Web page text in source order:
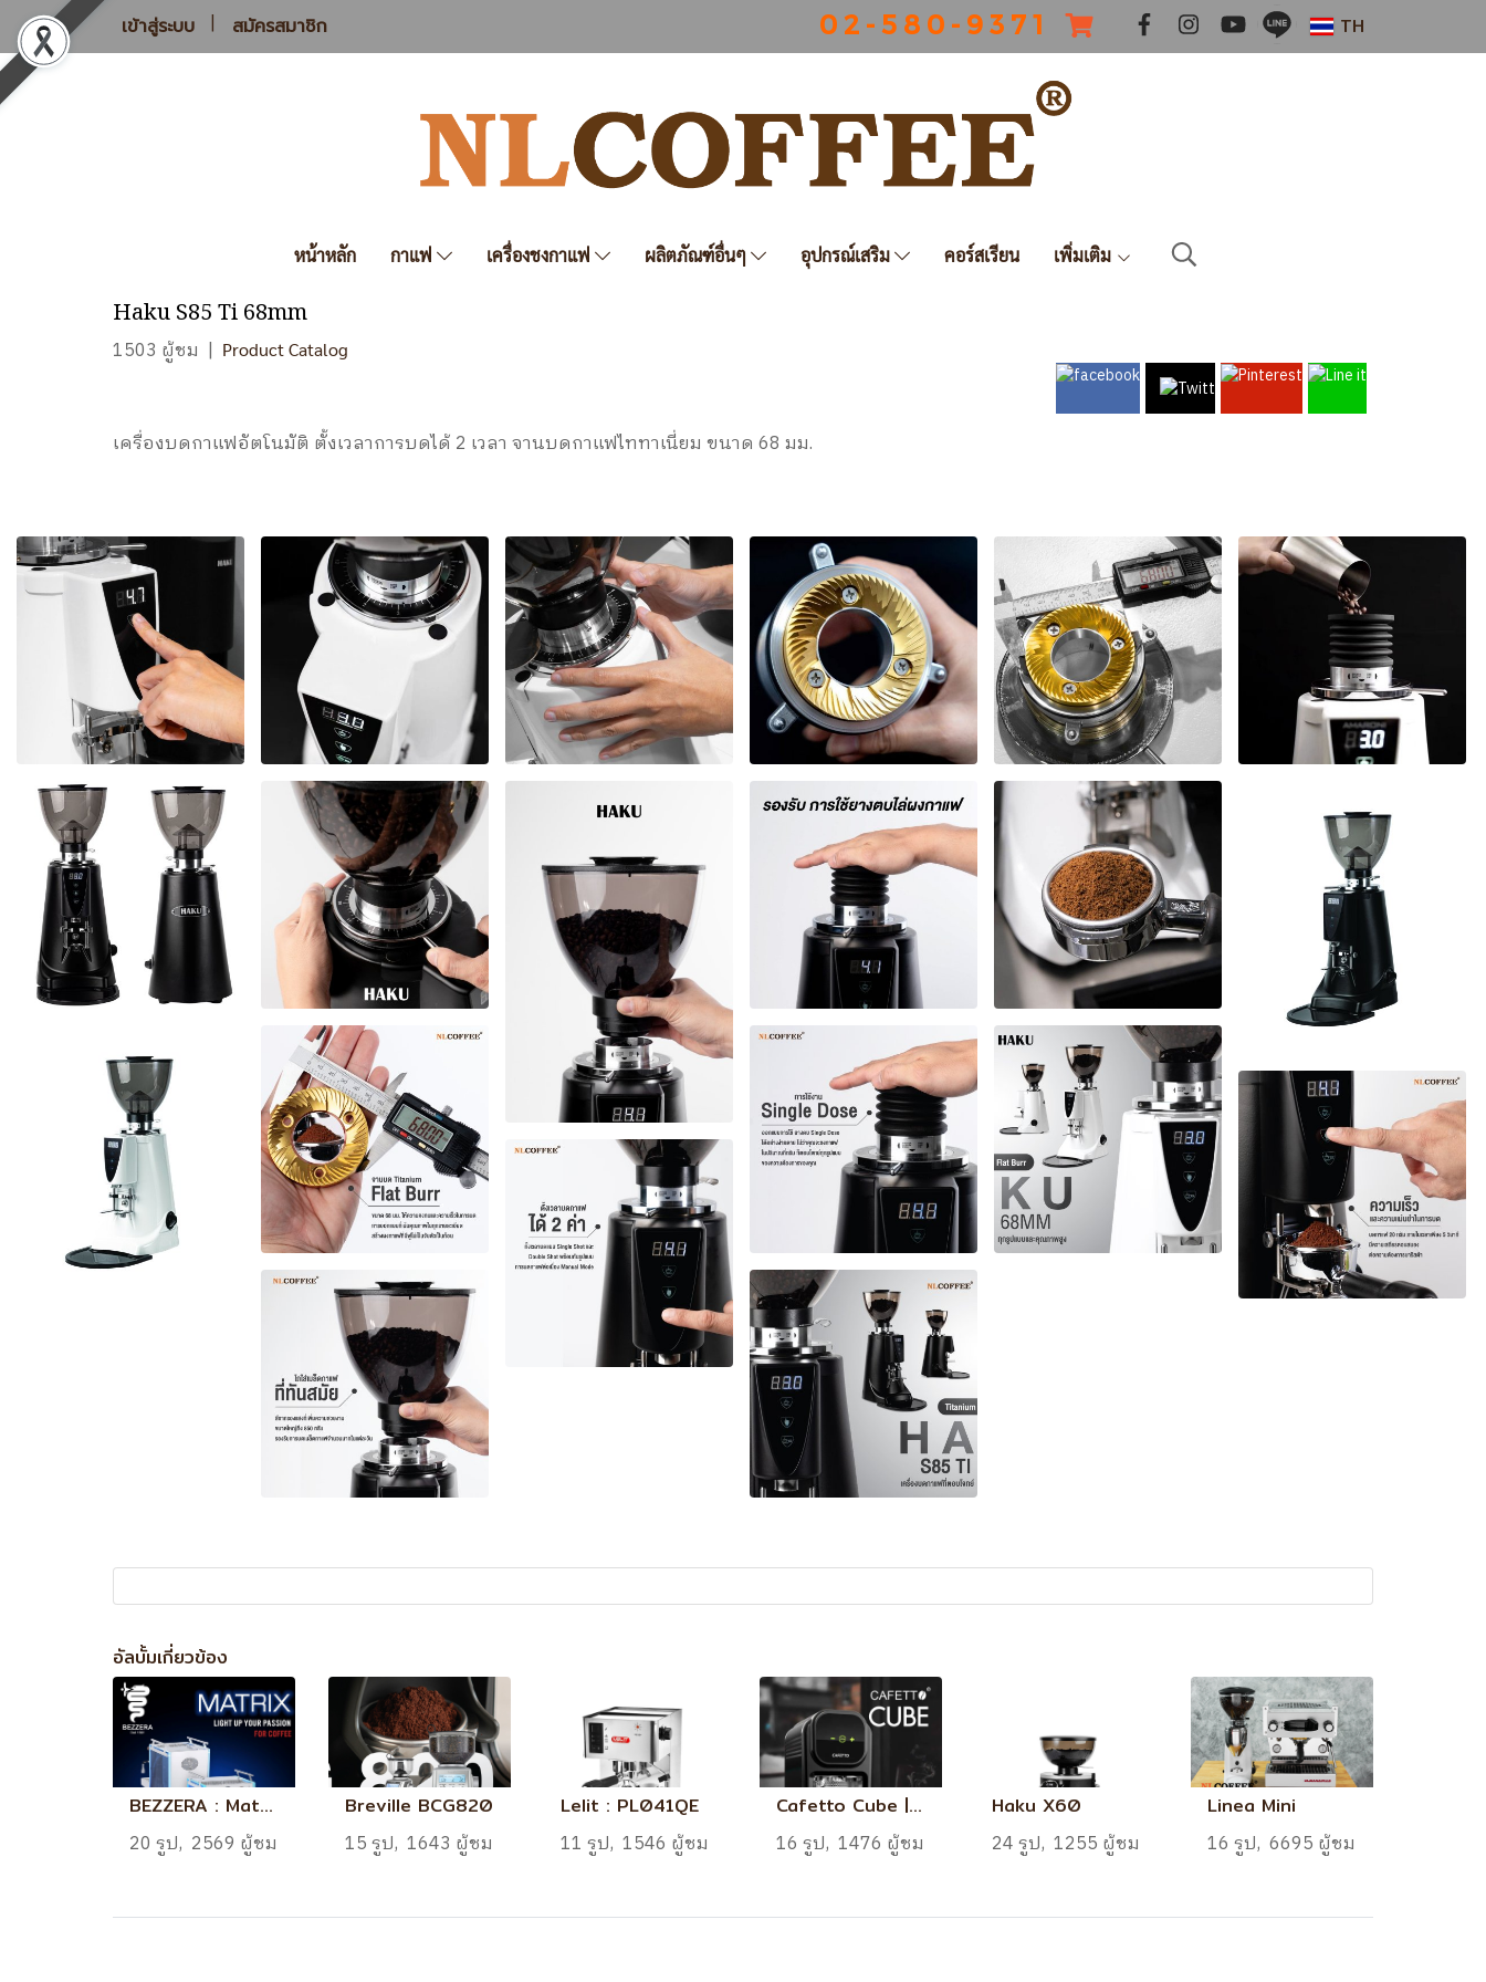
เข้าสู่ระบบ สมัครสมาชิก 0 2 - 5 8 0 - 9 3 7 1 TH
หน้าหลัก กาแฟ เครื่องชงกาแฟ ผลิตภัณฑ์อื่นๆ อุปกรณ์เสริม คอร์สเรียน เพิ่มเติม
Haku S85 Ti 68mm
1503 ผู้ชม | Product Catalog
เครื่องบดกาแฟอัตโนมัติ ตั้งเวลาการบดได้ 2 เวลา จานบดกาแฟไททาเนี่ยม ขนาด 68 มม.
อัลบั้มเกี่ยวข้อง
BEZZERA : Matrix DE 1901
20 รูป, 2569 ผู้ชม
Breville BCG820
15 รูป, 1643 ผู้ชม
Lelit : PL041QE
11 รูป, 1546 ผู้ชม
Cafetto Cube | Automatic Tamp
16 รูป, 1476 ผู้ชม
Haku X60
24 รูป, 1255 ผู้ชม
Linea Mini
16 รูป, 6695 ผู้ชม